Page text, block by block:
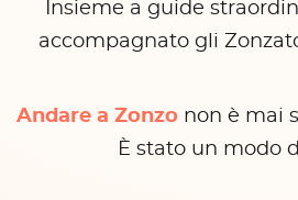
Insieme a guide
accompagnato gli
Andare a Zonzonon è mai
È stato un modo